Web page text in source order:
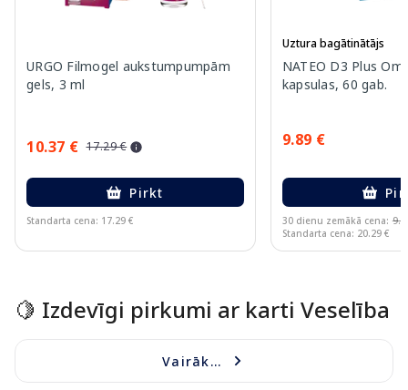
URGO Filmogel aukstumpumpām
gels, 3 ml
10.37 € 17.29 €
Pirkt
Standarta cena: 17.29 €
Uztura bagātinātājs
NATEO D3 Plus
kapsulas, 60 gab.
9.89 €
30 dienu zemākā cena:
Standarta cena: 20.29 €
🍋 Izdevīgi pirkumi ar karti Veselība
Vairāk...